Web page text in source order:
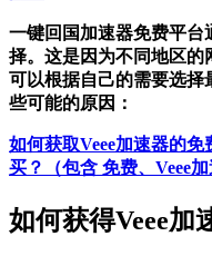
一键回国加速器免费平台
择。这是因为不同地区的
可以根据自己的需要选择
些可能的原因：
如何获取Veee加速器的
买？（包含 免费、Veee加
如何获得Veee加